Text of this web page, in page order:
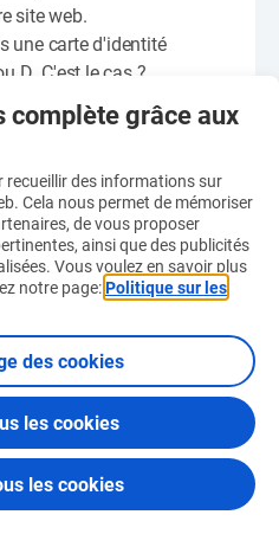
site web.
une carte d'identité
D. C'est le cas ?
ouvrir un compte joueur sur
complète grâce aux
recueillir des informations sur
Cela nous permet de mémoriser
de vous proposer
ainsi que des publicités
Vous voulez en savoir plus
notre page:Politique sur les
des cookies
les cookies
les cookies